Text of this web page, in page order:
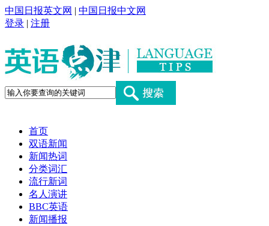
中国日报英文网 | 中国日报中文网
登录 | 注册
首页
双语新闻
新闻热词
分类词汇
流行新词
名人演讲
BBC英语
新闻播报